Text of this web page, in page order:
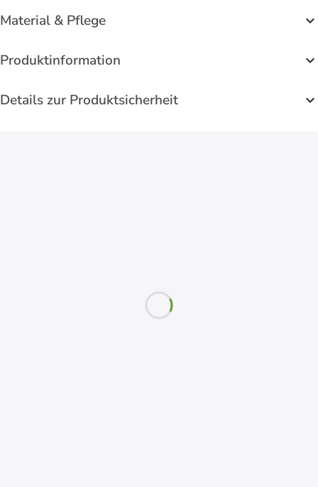
Material & Pflege
Produktinformation
Details zur Produktsicherheit